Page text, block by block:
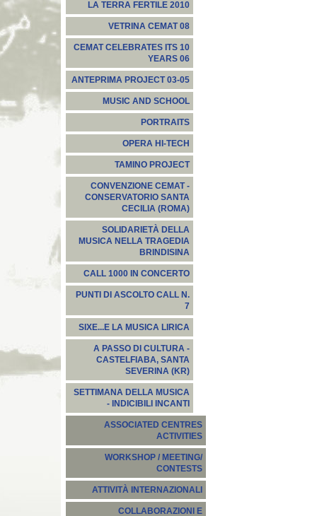
LA TERRA FERTILE 2010
VETRINA CEMAT 08
CEMAT CELEBRATES ITS 10
YEARS 06
ANTEPRIMA PROJECT 03-05
MUSIC AND SCHOOL
PORTRAITS
OPERA HI-TECH
TAMINO PROJECT
CONVENZIONE CEMAT -
CONSERVATORIO SANTA
CECILIA (ROMA)
SOLIDARIETÀ DELLA
MUSICA NELLA TRAGEDIA
BRINDISINA
CALL 1000 IN CONCERTO
PUNTI DI ASCOLTO CALL N.
7
SIXE...E LA MUSICA LIRICA
A PASSO DI CULTURA -
CASTELFIABA, SANTA
SEVERINA (KR)
SETTIMANA DELLA MUSICA
- INDICIBILI INCANTI
ASSOCIATED CENTRES
ACTIVITIES
WORKSHOP / MEETING/
CONTESTS
ATTIVITÀ INTERNAZIONALI
COLLABORAZIONI E